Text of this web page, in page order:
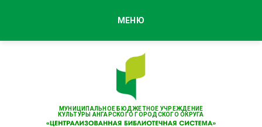
МУНИЦИПАЛЬНОЕ БЮДЖЕТНОЕ УЧРЕЖДЕНИЕ
КУЛЬТУРЫ АНГАРСКОГО ГОРОДСКОГО ОКРУГА
МЕНЮ